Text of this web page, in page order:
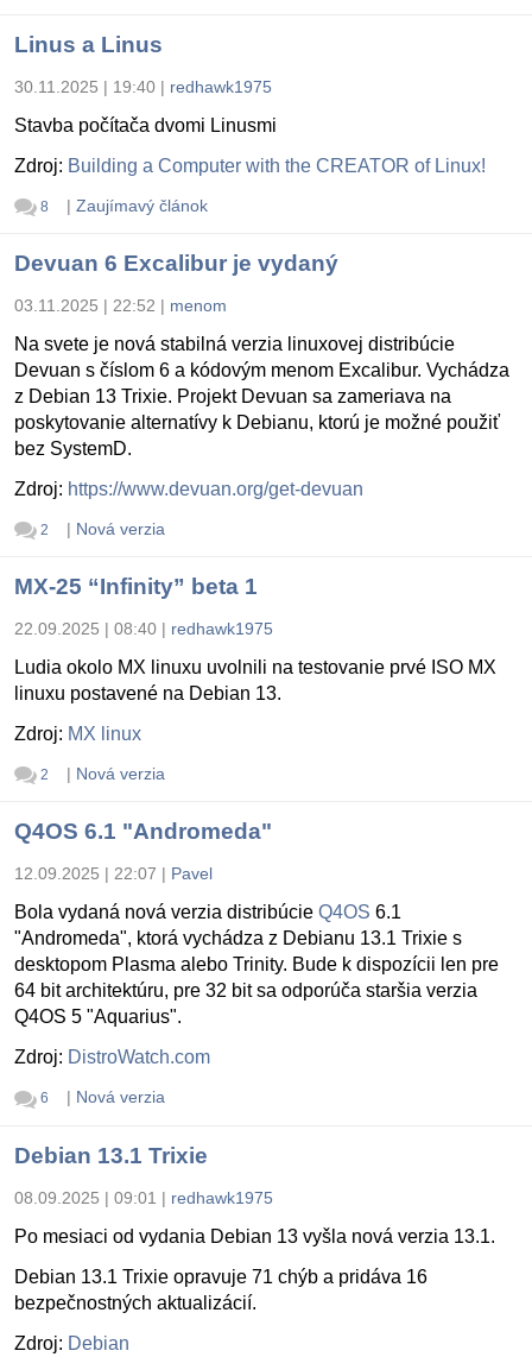
Linus a Linus
30.11.2025 | 19:40 | redhawk1975
Stavba počítača dvomi Linusmi
Zdroj: Building a Computer with the CREATOR of Linux!
8 | Zaujímavý článok
Devuan 6 Excalibur je vydaný
03.11.2025 | 22:52 | menom
Na svete je nová stabilná verzia linuxovej distribúcie
Devuan s číslom 6 a kódovým menom Excalibur. Vychádza
z Debian 13 Trixie. Projekt Devuan sa zameriava na
poskytovanie alternatívy k Debianu, ktorú je možné použiť
bez SystemD.
Zdroj: https://www.devuan.org/get-devuan
2 | Nová verzia
MX-25 “Infinity” beta 1
22.09.2025 | 08:40 | redhawk1975
Ludia okolo MX linuxu uvolnili na testovanie prvé ISO MX
linuxu postavené na Debian 13.
Zdroj: MX linux
2 | Nová verzia
Q4OS 6.1 "Andromeda"
12.09.2025 | 22:07 | Pavel
Bola vydaná nová verzia distribúcie Q4OS 6.1
"Andromeda", ktorá vychádza z Debianu 13.1 Trixie s
desktopom Plasma alebo Trinity. Bude k dispozícii len pre
64 bit architektúru, pre 32 bit sa odporúča staršia verzia
Q4OS 5 "Aquarius".
Zdroj: DistroWatch.com
6 | Nová verzia
Debian 13.1 Trixie
08.09.2025 | 09:01 | redhawk1975
Po mesiaci od vydania Debian 13 vyšla nová verzia 13.1.
Debian 13.1 Trixie opravuje 71 chýb a pridáva 16
bezpečnostných aktualizácií.
Zdroj: Debian